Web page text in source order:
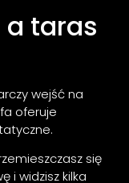
a taras
wejść na
oferuje
się
i widzisz kilka